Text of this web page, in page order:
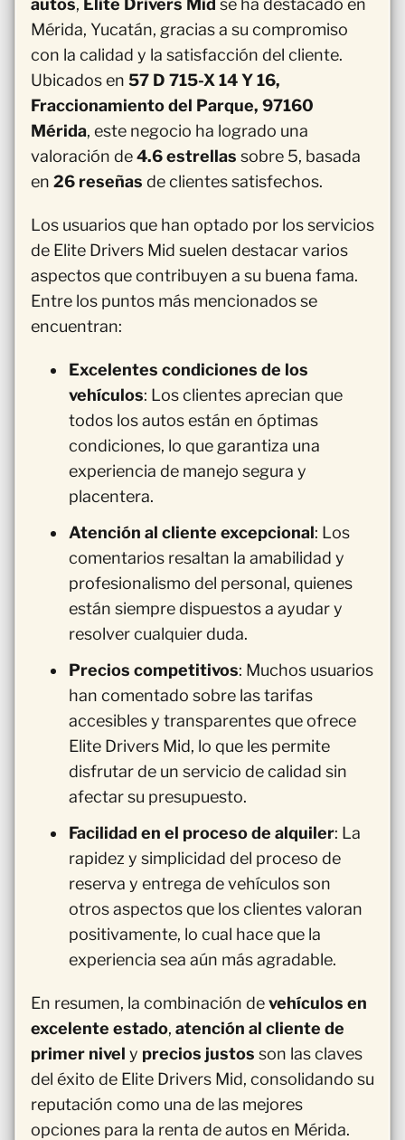
Mérida, Yucatán, gracias a su compromiso
con la calidad y la satisfacción del cliente.
Ubicados en 57 D 715-X 14 Y 16,
Fraccionamiento del Parque, 97160
Mérida, este negocio ha logrado una
valoración de4.6 estrellas sobre 5, basada
en 26 reseñas de clientes satisfechos.
Los usuarios que han optado por los servicios
de Elite Drivers Mid suelen destacar varios
aspectos que contribuyen a su buena fama.
Entre los puntos más mencionados se
encuentran:
Excelentes condiciones de los
vehículos: Los clientes aprecian que
todos los autos están en óptimas
condiciones, lo que garantiza una
experiencia de manejo segura y
placentera.
Atención al cliente excepcional: Los
comentarios resaltan la amabilidad y
profesionalismo del personal, quienes
están siempre dispuestos a ayudar y
resolver cualquier duda.
Precios competitivos: Muchos usuarios
han comentado sobre las tarifas
accesibles y transparentes que ofrece
Elite Drivers Mid, lo que les permite
disfrutar de un servicio de calidad sin
afectar su presupuesto.
Facilidad en el proceso de alquiler: La
rapidez y simplicidad del proceso de
reserva y entrega de vehículos son
otros aspectos que los clientes valoran
positivamente, lo cual hace que la
experiencia sea aún más agradable.
En resumen, la combinación devehículos en
excelente estado, atención al cliente de
primer nivel y precios justos son las claves
del éxito de Elite Drivers Mid, consolidando su
reputación como una de las mejores
opciones para la renta de autos en Mérida.